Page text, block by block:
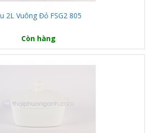
2L Vuông Đỏ FSG2 805
Còn hàng